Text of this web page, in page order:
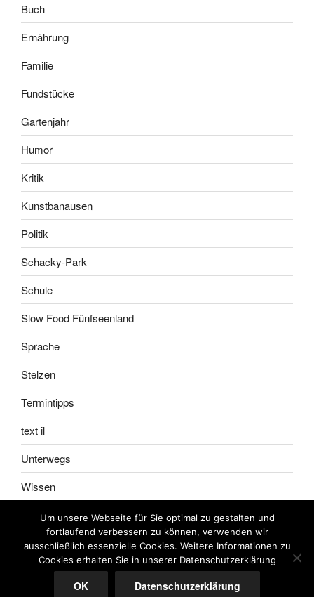
Buch
Ernährung
Familie
Fundstücke
Gartenjahr
Humor
Kritik
Kunstbanausen
Politik
Schacky-Park
Schule
Slow Food Fünfseenland
Sprache
Stelzen
Termintipps
text il
Unterwegs
Wissen
ImpressumMeine
AGB
Um unsere Webseite für Sie optimal zu gestalten und
fortlaufend verbessern zu können, verwenden wir
ausschließlich essenzielle Cookies. Weitere Informationen zu
Cookies erhalten Sie in unserer Datenschutzerklärung
OK Datenschutzerklärung